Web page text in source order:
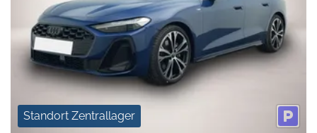
Standort Zentrallager